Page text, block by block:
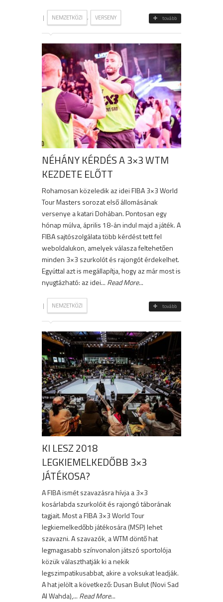
| NEMZETKÖZI , VERSENY tovább
NÉHÁNY KÉRDÉS A 3×3 WTM
KEZDETE ELŐTT
Rohamosan közeledik az idei FIBA 3×3 World
Tour Masters sorozat első állomásának
versenye a katari Dohában. Pontosan egy
hónap múlva, április 18-án indul majd a játék. A
FIBA sajtószolgálata több kérdést tett fel
weboldalukon, amelyek válasza feltehetően
minden 3×3 szurkolót és rajongót érdekelhet.
Egyúttal azt is megállapítja, hogy az már most is
nyugtázható: az idei... Read More...
| NEMZETKÖZI tovább
KI LESZ 2018
LEGKIEMELKEDŐBB 3×3
JÁTÉKOSA?
A FIBA ismét szavazásra hívja a 3×3
kosárlabda szurkolóit és rajongó táborának
tagjait. Most a FIBA 3×3 World Tour
legkiemelkedőbb játékosára (MSP) lehet
szavazni. A szavazók, a WTM döntő hat
legmagasabb színvonalon játszó sportolója
közük választhatják ki a nekik
legszimpatikusabbat, akire a voksukat leadják.
A hat jelölt a következő: Dusan Bulut (Novi Sad
Al Wahda),... Read More...